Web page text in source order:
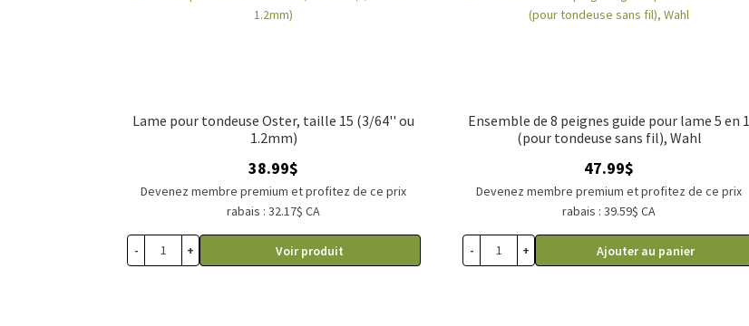
Lame pour tondeuse Oster, taille 15 (3/64'' ou
1.2mm)
38.99$
Devenez membre premium et profitez de ce prix
rabais : 32.17$ CA
- + Voir produit
Ensemble de 8 peignes guide pour lame 5 en 1
(pour tondeuse sans fil), Wahl
47.99$
Devenez membre premium et profitez de ce prix
rabais : 39.59$ CA
- + Ajouter au panier